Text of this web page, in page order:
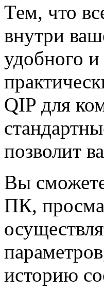
Тем, что
внутри
удобного
QIP для
позволит
Вы
ПК,
историю